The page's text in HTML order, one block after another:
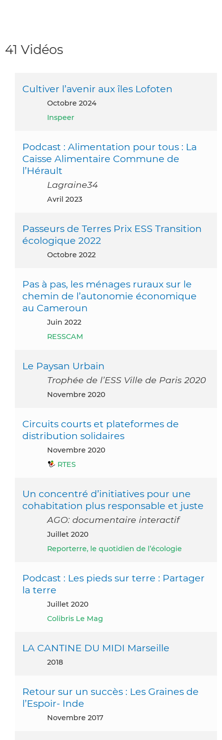
41 Vidéos
Cultiver l’avenir aux îles Lofoten
octobre 2024
Inspeer
Podcast : Alimentation pour tous : La
Caisse Alimentaire Commune de
l’Hérault
Lagraine34
avril 2023
Passeurs de Terres Prix ESS Transition
écologique 2022
octobre 2022
Pas à pas, les ménages ruraux sur le
chemin de l’autonomie économique
au Cameroun
juin 2022
RESSCAM
Le Paysan Urbain
Trophée de l’ESS Ville de Paris 2020
novembre 2020
Circuits courts et plateformes de
distribution solidaires
novembre 2020
RTES
Un concentré d’initiatives pour une
cohabitation plus responsable et juste
AGO: documentaire interactif
juillet 2020
Reporterre, le quotidien de l’écologie
Podcast : Les pieds sur terre : Partager
la terre
juillet 2020
Colibris Le Mag
LA CANTINE DU MIDI Marseille
2018
Retour sur un succès : Les Graines de
l’Espoir- Inde
novembre 2017